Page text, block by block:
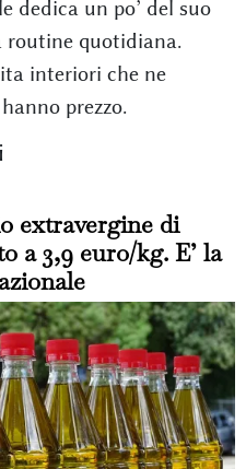
dedica un po’ del suo
routine quotidiana.
interiori che ne
prezzo.
extravergine di
a 3,9 euro/kg. E’ la